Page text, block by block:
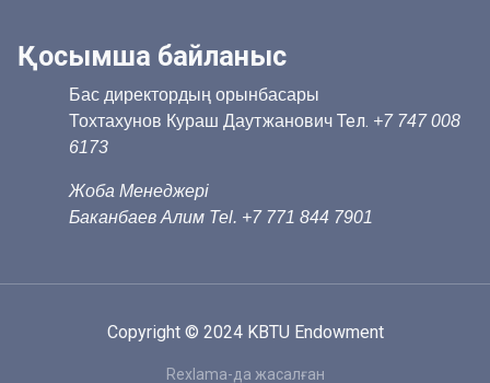
Қосымша байланыс
Бас директордың орынбасары
Тохтахунов Кураш Даутжанович Тел. +7 747 008
6173
Жоба Менеджері
Баканбаев Алим Tel. +7 771 844 7901
Copyright © 2024 KBTU Endowment
Rexlama-да жасалған